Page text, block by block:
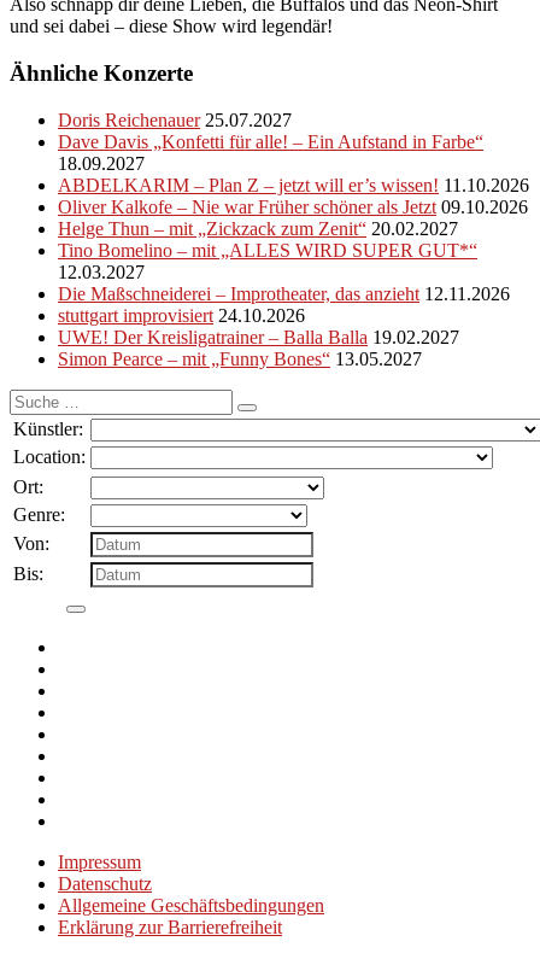
Also schnapp dir deine Lieben, die Buffalos und das Neon-Shirt
und sei dabei – diese Show wird legendär!
Ähnliche Konzerte
Doris Reichenauer 25.07.2027
Dave Davis „Konfetti für alle! – Ein Aufstand in Farbe“
18.09.2027
ABDELKARIM – Plan Z – jetzt will er’s wissen! 11.10.2026
Oliver Kalkofe – Nie war Früher schöner als Jetzt 09.10.2026
Helge Thun – mit „Zickzack zum Zenit“ 20.02.2027
Tino Bomelino – mit „ALLES WIRD SUPER GUT*“
12.03.2027
Die Maßschneiderei – Improtheater, das anzieht 12.11.2026
stuttgart improvisiert 24.10.2026
UWE! Der Kreisligatrainer – Balla Balla 19.02.2027
Simon Pearce – mit „Funny Bones“ 13.05.2027
Suche
nach:
Künstler:
Location:
Ort:
Genre:
Von:
Bis:
Impressum
Datenschutz
Allgemeine Geschäftsbedingungen
Erklärung zur Barrierefreiheit